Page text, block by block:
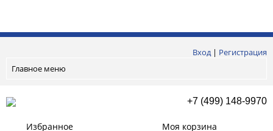
Вход| Регистрация
Главное меню
+7 (499) 148-9970
Избранное Моя корзина